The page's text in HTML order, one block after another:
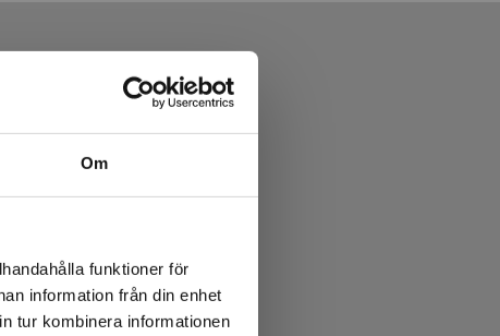
Om
funktioner för
information från din enhet
tur kombinera informationen